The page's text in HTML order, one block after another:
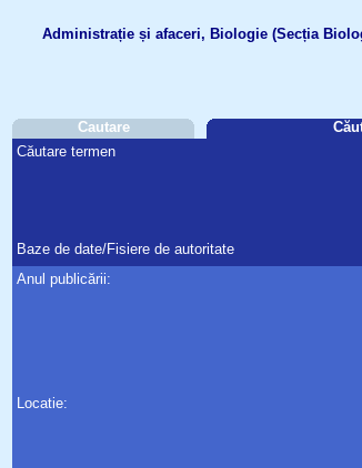
Administrație și afaceri, Biologie (Secția
Cautare
Căutare termen
Baze de date/Fisiere de autoritate
Anul publicării:
Locatie: